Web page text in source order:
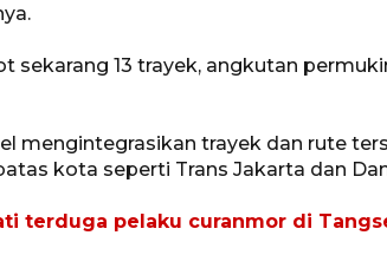
sekarang 13 trayek, angkutan
mengintegrasikan trayek dan rute
kota seperti Trans Jakarta dan
terduga pelaku curanmor di